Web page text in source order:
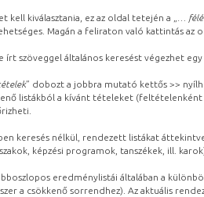
kell kiválasztania, ez az oldal tetején a „
…
Magán a feliraton való kattintás az
írt szöveggel általános keresést végezhet
” dobozt a jobbra mutató kettős >>
listákból a kívánt tételeket (feltételenként
keresés nélkül, rendezett listákat
képzési programok, tanszékek, ill.
eredménylistái általában a
a csökkenő sorrendhez). Az aktuális